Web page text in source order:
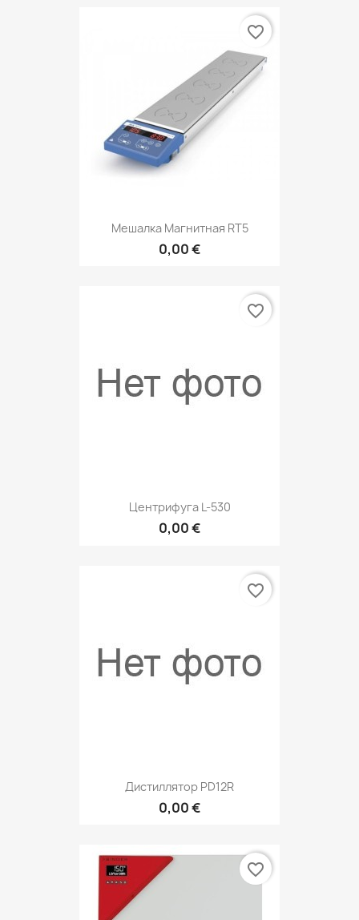
Мешалка Магнитная RТ5
0,00 €
favorite_border
Центрифуга L-530
0,00 €
favorite_border
Дистиллятор PD12R
0,00 €
favorite_border
favorite_border